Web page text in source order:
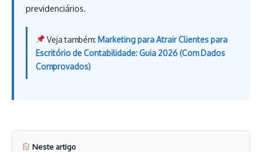
previdenciários.
Veja também: Marketing para Atrair Clientes para
Escritório de Contabilidade: Guia 2026 (Com Dados
Comprovados)
Neste artigo